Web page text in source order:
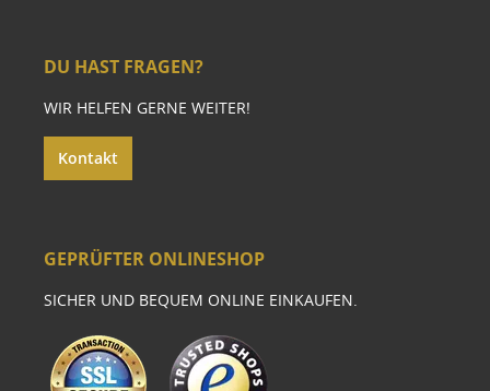
DU HAST FRAGEN?
WIR HELFEN GERNE WEITER!
Kontakt
GEPRÜFTER ONLINESHOP
SICHER UND BEQUEM ONLINE EINKAUFEN.